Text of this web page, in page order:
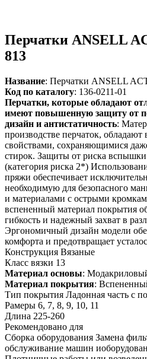
Перчатки ANSELL
813
Название: Перчатки ANSELL
Код по каталогу: 136-0211-01
Перчатки, которые обладают
имеют повышенную защиту от
дизайн и антистатичность:
производстве перчаток,
свойствами, сохраняющимися
стирок. Защиты от риска вспышки
(категория риска 2*)
пряжи обеспечивает
необходимую для безопасного
и материалами с острыми
вспененный материал покрытия
гибкость и надежный захват в
Эргономичный дизайн модели
комфорта и предотвращает
Конструкция Вязаные
Класс вязки 13
Материал основы:
Материал покрытия:
Тип покрытия Ладонная часть с
Рамеры 6, 7, 8, 9, 10, 11
Длина 225-260
Рекомендовано для
Сборка оборудования Замена
обслуживание машин